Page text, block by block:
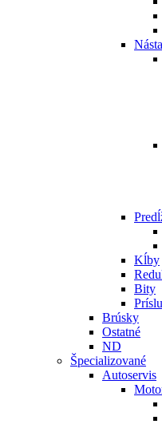
Kĺby
Bity
Brúsky
Ostatné
ND
Špecializované
Autoservis